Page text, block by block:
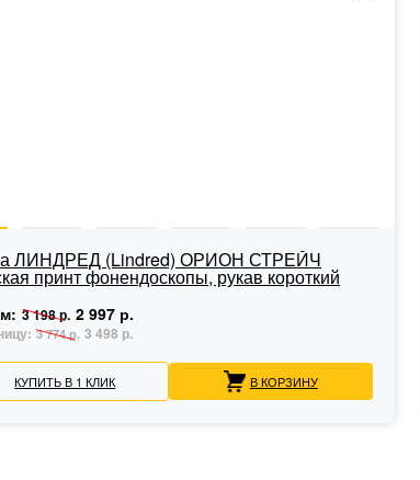
ЛИНДРЕД (Lindred) ОРИОН СТРЕЙЧ
принт фонендоскопы, рукав короткий
3 198 р. 2 997 р.
3 774 р. 3 498 р.
КУПИТЬ В 1 КЛИК В КОРЗИНУ